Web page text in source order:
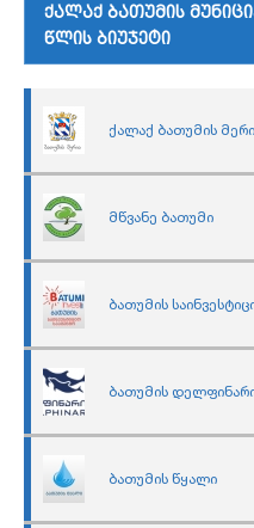
ქალაქ ბათუმის
წლის ბიუჯეტი
ქალაქ ბათუმის
მწვანე ბათუმი
ბათუმის
ბათუმის
ბათუმის წყალი